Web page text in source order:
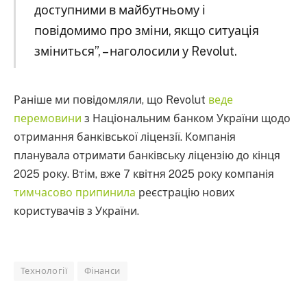
доступними в майбутньому і
повідомимо про зміни, якщо ситуація
зміниться”, – наголосили у Revolut.
Раніше ми повідомляли, що Revolut веде
перемовини з Національним банком України щодо
отримання банківської ліцензії. Компанія
планувала отримати банківську ліцензію до кінця
2025 року. Втім, вже 7 квітня 2025 року компанія
тимчасово припинила реєстрацію нових
користувачів з України.
Технології Фінанси